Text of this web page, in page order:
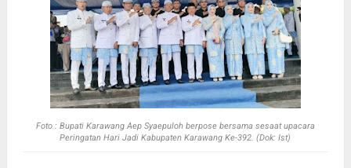
Foto : Bupati Karawang Aep Syaepuloh berpose bersama sesaat upacara
Peringatan Hari Jadi Kabupaten Karawang Ke-392. (Dok: Ist)